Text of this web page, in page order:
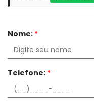
Nome: *
Telefone: *